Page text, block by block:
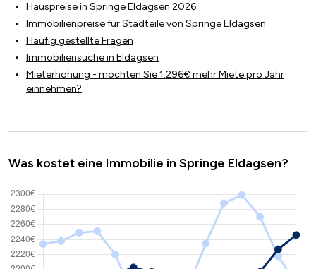
Hauspreise in Springe Eldagsen 2026
Immobilienpreise für Stadteile von Springe Eldagsen
Häufig gestellte Fragen
Immobiliensuche in Eldagsen
Mieterhöhung - möchten Sie 1.296€ mehr Miete pro Jahr
einnehmen?
Was kostet eine Immobilie in Springe Eldagsen?